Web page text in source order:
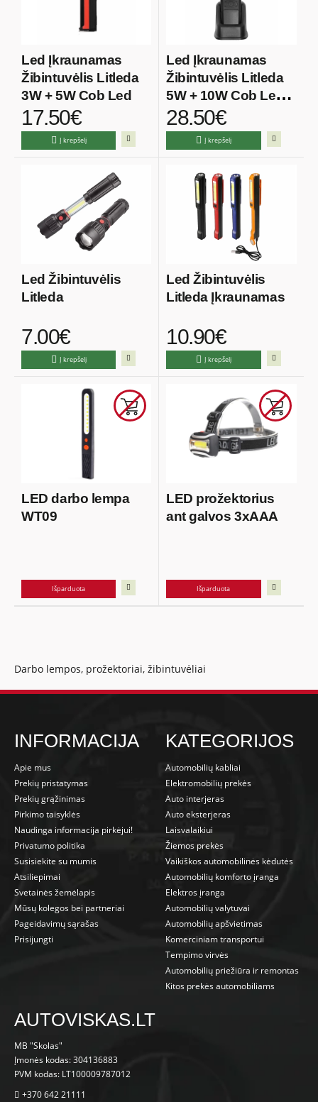
Led Įkraunamas
Žibintuvėlis Litleda
3W + 5W Cob Led
17.50€
Į krepšelį
Led Įkraunamas
Žibintuvėlis Litleda
5W + 10W Cob Led
Su Power Bank
Funkcija
28.50€
Į krepšelį
Led Žibintuvėlis
Litleda
7.00€
Į krepšelį
Led Žibintuvėlis
Litleda Įkraunamas
10.90€
Į krepšelį
LED darbo lempa
WT09
Išparduota
LED prožektorius
ant galvos 3xAAA
Išparduota
Darbo lempos, prožektoriai, žibintuvėliai
INFORMACIJA
Apie mus
Prekių pristatymas
Prekių grąžinimas
Pirkimo taisyklės
Naudinga informacija pirkėjui!
Privatumo politika
Susisiekite su mumis
Atsiliepimai
Svetainės žemėlapis
Mūsų kolegos bei partneriai
Pageidavimų sąrašas
Prisijungti
KATEGORIJOS
Automobilių kabliai
Elektromobilių prekės
Auto interjeras
Auto eksterjeras
Laisvalaikiui
Žiemos prekės
Vaikiškos automobilinės kėdutės
Automobilių komforto įranga
Elektros įranga
Automobilių valytuvai
Automobilių apšvietimas
Komerciniam transportui
Tempimo virvės
Automobilių priežiūra ir remontas
Kitos prekės automobiliams
AUTOVISKAS.LT
MB "Skolas"
Įmonės kodas: 304136883
PVM kodas: LT100009787012
+370 642 21111